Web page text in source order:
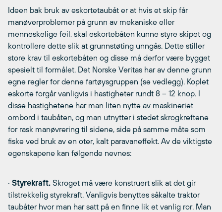
Ideen bak bruk av eskortetaubåt er at hvis et skip får
manøverproblemer på grunn av mekaniske eller
menneskelige feil, skal eskortebåten kunne styre skipet og
kontrollere dette slik at grunnstøting unngås. Dette stiller
store krav til eskortebåten og disse må derfor være bygget
spesielt til formålet. Det Norske Veritas har av denne grunn
egne regler for denne fartøysgruppen (se vedlegg). Koplet
eskorte forgår vanligvis i hastigheter rundt 8 – 12 knop. I
disse hastighetene har man liten nytte av maskineriet
ombord i taubåten, og man utnytter i stedet skrogkreftene
for rask manøvrering til sidene, side på samme måte som
fiske ved bruk av en oter, kalt paravaneffekt. Av de viktigste
egenskapene kan følgende nevnes:
· Styrekraft. Skroget må være konstruert slik at det gir
tilstrekkelig styrekraft. Vanligvis benyttes såkalte traktor
taubåter hvor man har satt på en finne lik et vanlig ror. Man